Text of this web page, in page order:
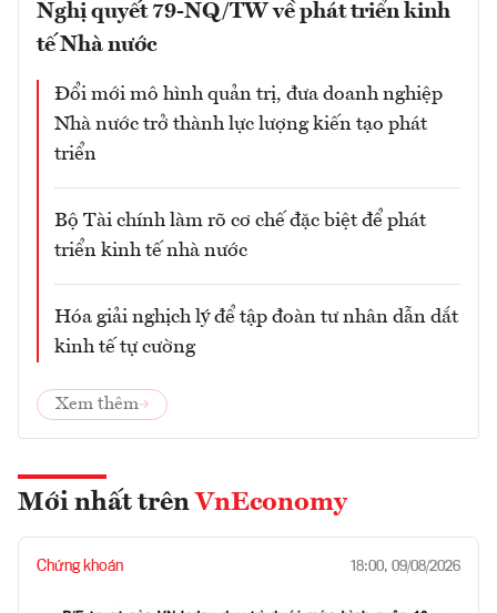
Nghị quyết 79-NQ/TW về phát triển kinh
tế Nhà nước
Đổi mới mô hình quản trị, đưa doanh nghiệp
Nhà nước trở thành lực lượng kiến tạo phát
triển
Bộ Tài chính làm rõ cơ chế đặc biệt để phát
triển kinh tế nhà nước
Hóa giải nghịch lý để tập đoàn tư nhân dẫn dắt
kinh tế tự cường
Xem thêm
Mới nhất trên VnEconomy
Chứng khoán 18:00, 09/08/2026